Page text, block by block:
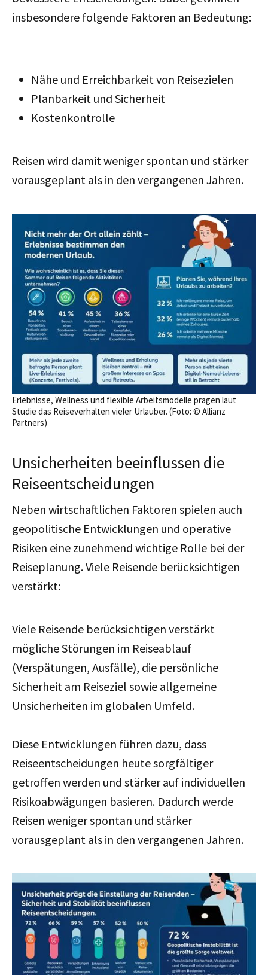
insbesondere folgende Faktoren an Bedeutung:
Nähe und Erreichbarkeit von Reisezielen
Planbarkeit und Sicherheit
Kostenkontrolle
Reisen wird damit weniger spontan und stärker
vorausgeplant als in den vergangenen Jahren.
Erlebnisse, Wellness und flexible Arbeitsmodelle prägen laut
Studie das Reiseverhalten vieler Urlauber. (Foto: © Allianz
Partners)
Unsicherheiten beeinflussen die
Reiseentscheidungen
Neben wirtschaftlichen Faktoren spielen auch
geopolitische Entwicklungen und operative
Risiken eine zunehmend wichtige Rolle bei der
Reiseplanung. Viele Reisende berücksichtigen
verstärkt:
Viele Reisende berücksichtigen verstärkt
mögliche Störungen im Reiseablauf
(Verspätungen, Ausfälle), die persönliche
Sicherheit am Reiseziel sowie allgemeine
Unsicherheiten im globalen Umfeld.
Diese Entwicklungen führen dazu, dass
Reiseentscheidungen heute sorgfältiger
getroffen werden und stärker auf individuellen
Risikoabwägungen basieren. Dadurch werde
Reisen weniger spontan und stärker
vorausgeplant als in den vergangenen Jahren.